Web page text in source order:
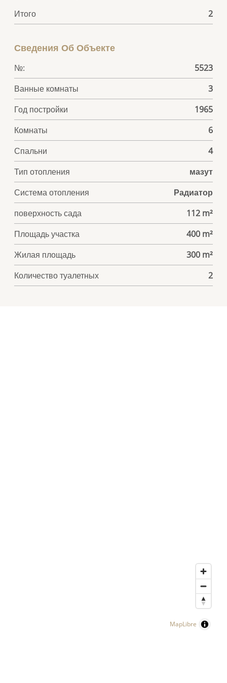
Итого 2
Сведения Об Объекте
№:
5523
Ванные комнаты
3
Год постройки
1965
Комнаты
6
Спальни
4
Тип отопления
мазут
Система отопления
Радиатор
поверхность сада
112 m²
Площадь участка
400 m²
Жилая площадь
300 m²
Количество туалетных
2
MapLibre